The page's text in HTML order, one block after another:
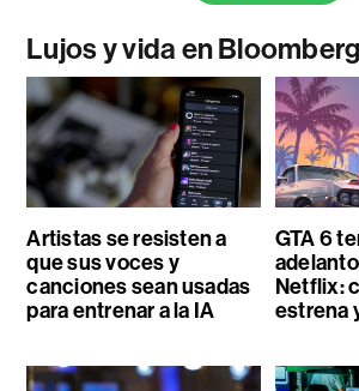
Lujos y vida en
Artistas se resisten a
que sus voces y
canciones sean usadas
para entrenar a la IA
GTA 6
Netflix:
estrena